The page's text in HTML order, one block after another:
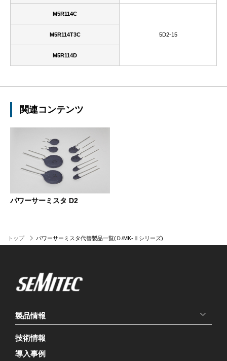
M5R114C
5D2-15
M5R114T3C
M5R114D
関連コンテンツ
パワーサーミスタ D2
トップ パワーサーミスタ代替製品一覧(Ｄ/MK‐Ⅱシリーズ)
製品情報
技術情報
導入事例